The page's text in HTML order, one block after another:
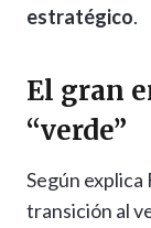
estratégico.
El gran
“verde”
Según explica
transición al